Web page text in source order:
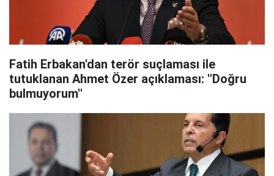
Fatih Erbakan'dan terör suçlaması ile
tutuklanan Ahmet Özer açıklaması: ''Doğru
bulmuyorum''